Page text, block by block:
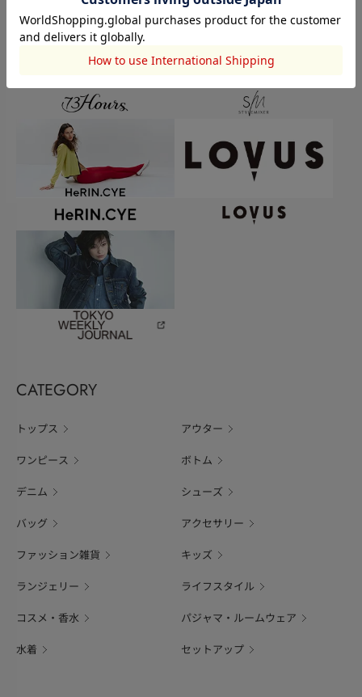
CATEGORY
トップス アウター
ワンピース ボトム
デニム シューズ
バッグ アクセサリー
ファッション雑貨 キッズ
ランジェリー ライフスタイル
コスメ・香水 パジャマ・ルームウェア
水着 セットアップ